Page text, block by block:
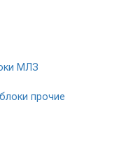
МЛЗ
прочие